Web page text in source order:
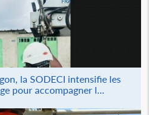
la SODECI intensifie les
pour accompagner l...